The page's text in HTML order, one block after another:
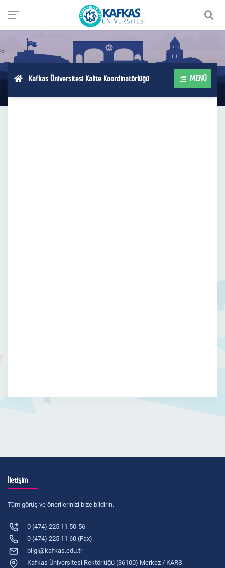
Kafkas Üniversitesi Kalite Koordinatörlüğü MENÜ
İletişim
Tüm görüş ve önerilerinizi bize bildirin.
0 (474) 225 11 50-56
0 (474) 225 11 60 (Fax)
bilgi@kafkas.edu.tr
Kafkas Üniversitesi Rektörlüğü (36100) Merkez / KARS